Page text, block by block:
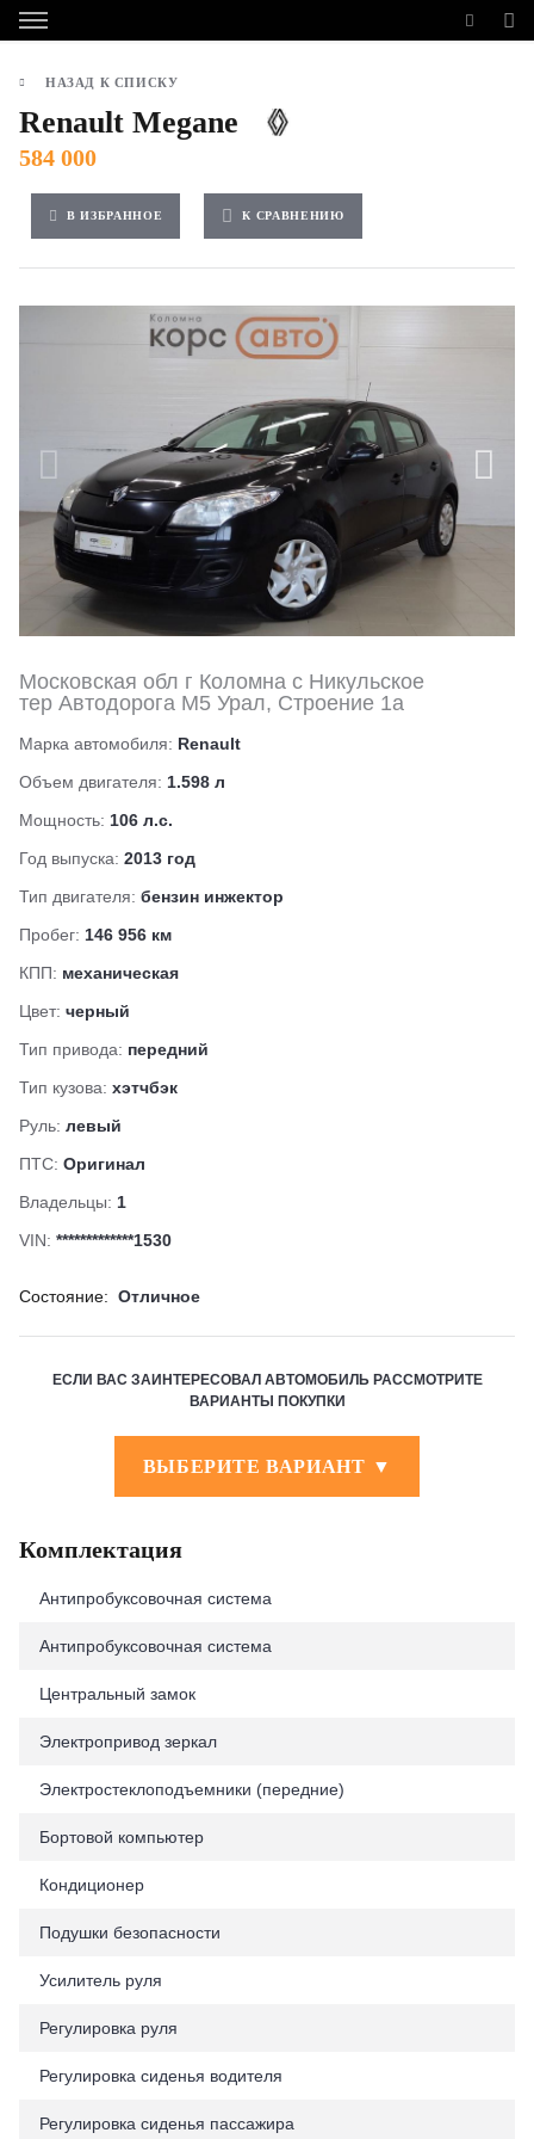
НАЗАД К СПИСКУ
Renault Megane
584 000
В ИЗБРАННОЕ К СРАВНЕНИЮ
Московская обл г Коломна с Никульское
тер Автодорога М5 Урал, Строение 1а
Марка автомобиля: Renault
Объем двигателя: 1.598 л
Мощность: 106 л.с.
Год выпуска: 2013 год
Тип двигателя: бензин инжектор
Пробег: 146 956 км
КПП: механическая
Цвет: черный
Тип привода: передний
Тип кузова: хэтчбэк
Руль: левый
ПТС: Оригинал
Владельцы: 1
VIN: *************1530
Состояние: Отличное
ЕСЛИ ВАС ЗАИНТЕРЕСОВАЛ АВТОМОБИЛЬ РАССМОТРИТЕ
ВАРИАНТЫ ПОКУПКИ
ВЫБЕРИТЕ ВАРИАНТ ▼
Комплектация
Антипробуксовочная система
Антипробуксовочная система
Центральный замок
Электропривод зеркал
Электростеклоподъемники (передние)
Бортовой компьютер
Кондиционер
Подушки безопасности
Усилитель руля
Регулировка руля
Регулировка сиденья водителя
Регулировка сиденья пассажира